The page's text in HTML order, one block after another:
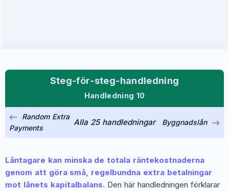
Steg‑för‑steg‑handledning
Handledning 10
Random Extra
Payments
Alla 25 handledningar Byggnadslån
Låntagare kan minska de totala räntekostnaderna
genom att göra små, regelbundna extra betalningar
mot lånets kapitalbalans. Den här handledningen förklarar